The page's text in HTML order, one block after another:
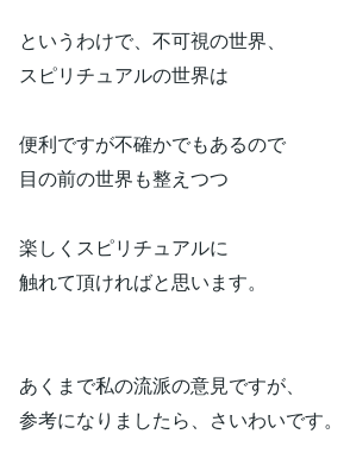
というわけで、不可視の世界、
スピリチュアルの世界は
便利ですが不確かでもあるので
目の前の世界も整えつつ
楽しくスピリチュアルに
触れて頂ければと思います。
あくまで私の流派の意見ですが、
参考になりましたら、さいわいです。